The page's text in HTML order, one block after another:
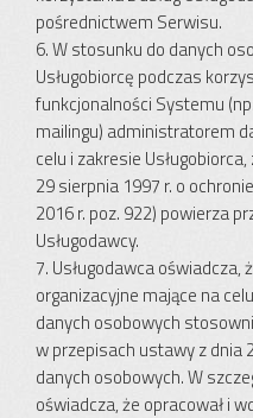
pośrednictwem Serwisu.
6. W stosunku do danych
Usługobiorcę podczas
funkcjonalności Systemu
mailingu) administratorem
celu i zakresie
29 sierpnia 1997 r. o
2016 r. poz. 922) powierza
Usługodawcy.
7. Usługodawca
organizacyjne mające na
danych osobowych
w przepisach ustawy z dnia
danych osobowych. W
oświadcza, że opracował i